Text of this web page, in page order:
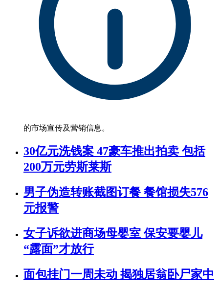
的市场宣传及营销信息。
30亿元洗钱案 47豪车推出拍卖 包括
200万元劳斯莱斯
男子伪造转账截图订餐 餐馆损失576
元报警
女子诉欲进商场母婴室 保安要婴儿
“露面”才放行
面包挂门一周未动 揭独居翁卧尸家中